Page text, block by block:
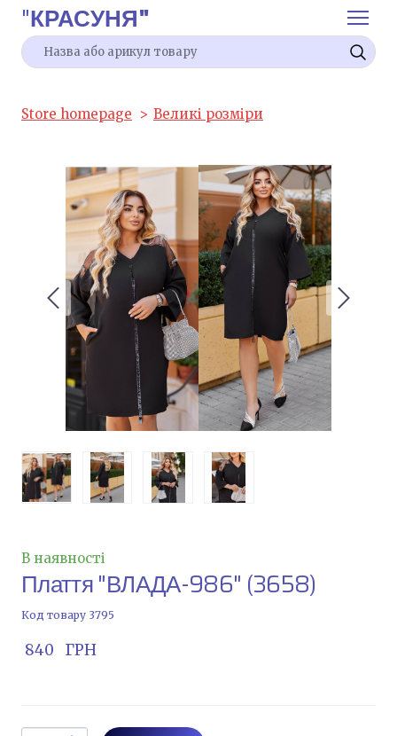
"КРАСУНЯ"
Store homepage Великі розміри
В наявності
Плаття "ВЛАДА-986" (3658)
Код товару 3795
840   ГРН